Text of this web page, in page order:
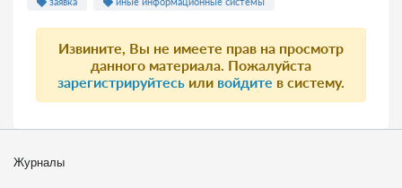
Извините, Вы не имеете прав на просмотр
данного материала. Пожалуйста
зарегистрируйтесь или войдите в систему.
Журналы